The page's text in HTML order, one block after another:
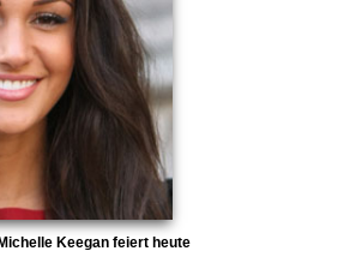
Keegan feiert heute